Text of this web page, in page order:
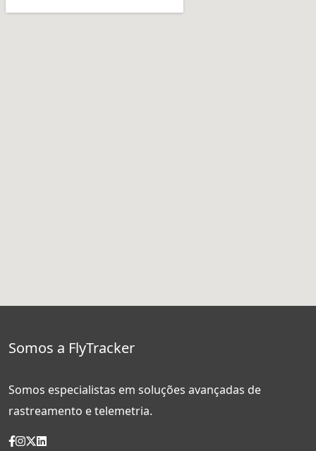
Somos a FlyTracker
Somos especialistas em soluções avançadas de
rastreamento e telemetria.